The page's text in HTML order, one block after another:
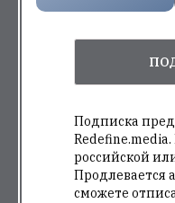
Подписка
российской
Продлевается
сможете